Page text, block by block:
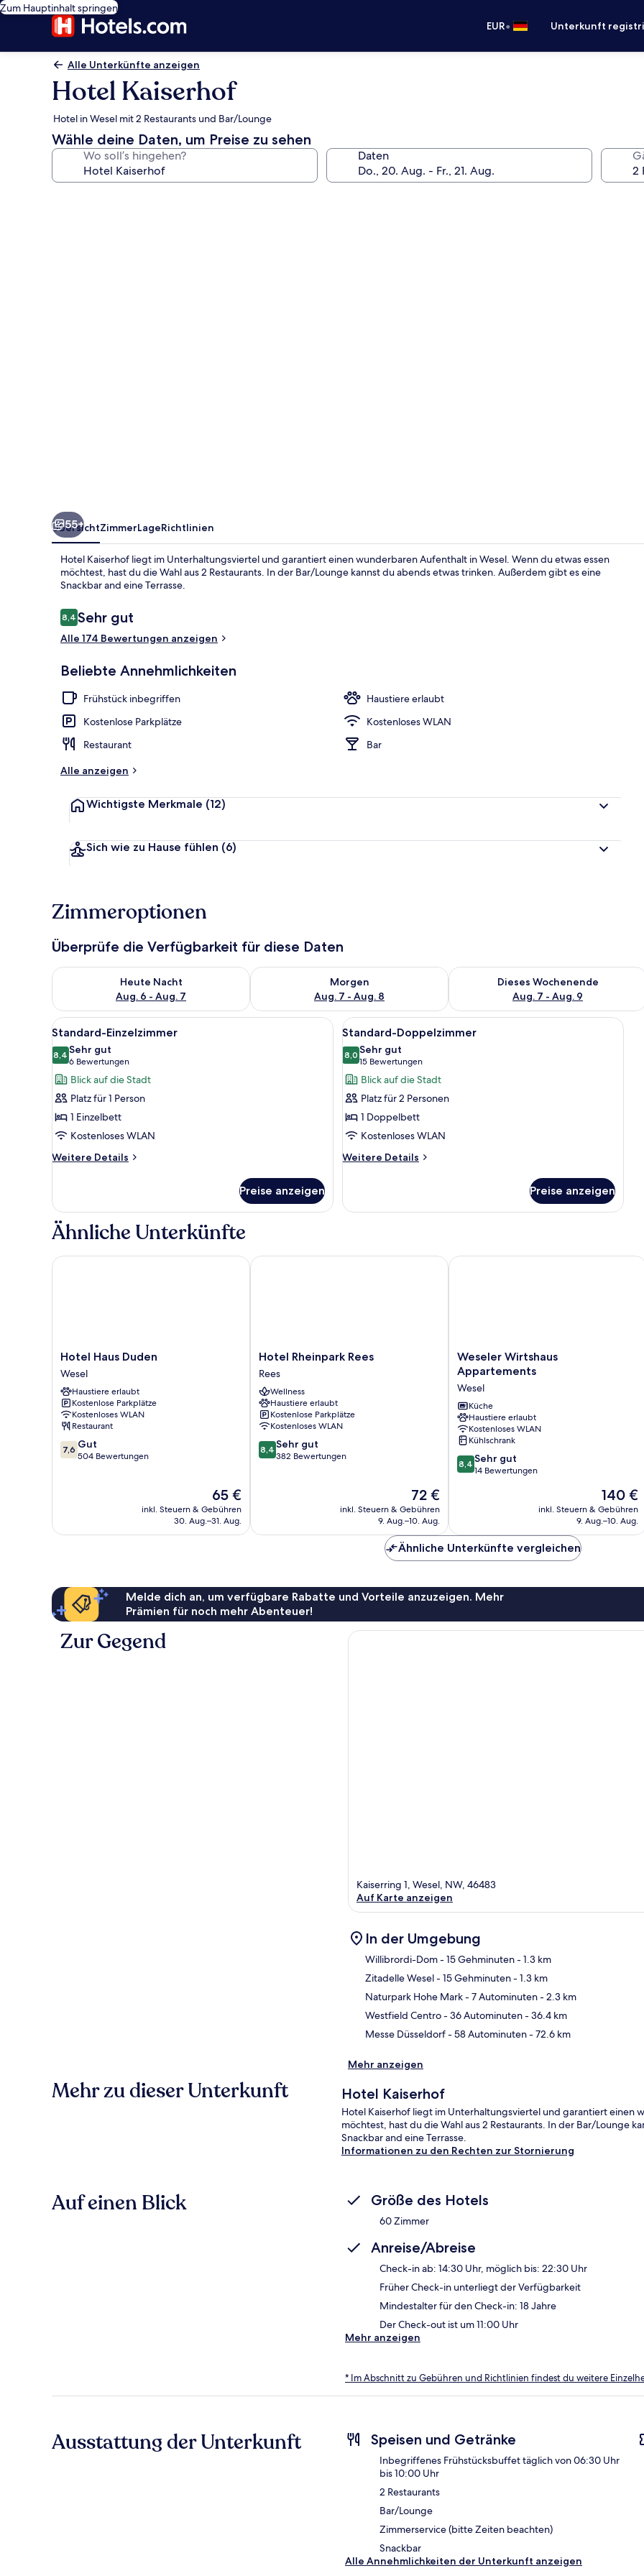
Zum Hauptinhalt springen
EUR• Unterkunft
Alle Unterkünfte anzeigen
Hotel Kaiserhof
Hotel in Wesel mit 2 Restaurants und Bar/Lounge
Wähle deine Daten, um Preise zu sehen
Wo soll’s hingehen? Daten
55+
ÜbersichtZimmerLageRichtlinien
Hotel Kaiserhof liegt im Unterhaltungsviertel und garantiert einen wunderbaren Aufenthalt in Wesel. Wenn du etwas essen
möchtest, hast du die Wahl aus 2 Restaurants. In der Bar/Lounge kannst du abends etwas trinken. Außerdem gibt es eine
Snackbar and eine Terrasse.
Bewertungen
8,48,4 von 10.
Sehr gut
Alle 174 Bewertungen anzeigen
Beliebte Annehmlichkeiten
Frühstück inbegriffen
Haustiere erlaubt
Kostenlose Parkplätze
Kostenloses WLAN
Restaurant
Bar
Alle anzeigen
Wichtigste Merkmale (12)
Sich wie zu Hause fühlen (6)
Zimmeroptionen
Überprüfe die Verfügbarkeit für diese Daten
Heute Nacht
Aug. 6 - Aug. 7
Überprüfe die Verfügbarkeit für heute Nacht, Aug. 6 - Aug. 7.
Morgen
Aug. 7 - Aug. 8
Überprüfe die Verfügbarkeit für morgen, Aug. 7 - Aug. 8.
Dieses Wochenende
Aug. 7 - Aug. 9
Überprüfe die Verfügbarkeit für
Alle
Fotos
für
Standard-
Einzelzimmer
anzeigen
Ein Hotelzimmer mit einem Bett, einem Schreibtisch, einem Sessel, einem Fernseher und einem kleinen
4
Standard-Einzelzimmer
8,48,4 von 10
Sehr gut
6 Bewertungen
(6
Bewertungen)
Blick auf die Stadt
Platz für 1 Person
1 Einzelbett
Kostenloses WLAN
Weitere Details
Weitere
Einzelzimmer
Preise anzeigen
Alle
Fotos
für
Standard-
Doppelzimmer
anzeigen
Standard-Doppelzimmer | 1
6
Standard-Doppelzimmer
8,08,0 von 10
Sehr gut
15 Bewertungen
(15
Bewertungen)
Blick auf die Stadt
Platz für 2 Personen
1 Doppelbett
Kostenloses WLAN
Weitere Details
Weitere
Doppelzimmer
Preise anzeigen
Ähnliche Unterkünfte
Hotel
Haus
Duden
Wesel
Hotel Haus Duden
Wesel
Haustiere erlaubt
Kostenlose Parkplätze
Kostenloses WLAN
Restaurant
7.6
von
7,6 Gut
504 Bewertungen
Der
Preis
beträgt
65 €
inkl. Steuern & Gebühren
30. Aug.–31. Aug.
Hotel Haus Duden
Hotel
Rheinpark
Rees
Rees
Hotel Rheinpark Rees
Rees
Wellness
Haustiere erlaubt
Kostenlose Parkplätze
Kostenloses WLAN
8.4
von
8,4 Sehr gut
382 Bewertungen
Der
Preis
beträgt
72 €
inkl. Steuern & Gebühren
9. Aug.–10. Aug.
Hotel Rheinpark Rees
Weseler
Wirtshaus
Appartements
Wesel
Weseler Wirtshaus
Appartements
Wesel
Küche
Haustiere erlaubt
Kostenloses WLAN
Kühlschrank
8.4
von
Bewertungen
8,4 Sehr gut
14 Bewertungen
Der
Preis
beträgt
140 €
inkl. Steuern & Gebühren
9. Aug.–10. Aug.
Weseler Wirtshaus Appartements
Ähnliche Unterkünfte vergleichen
Melde dich an, um verfügbare Rabatte und Vorteile anzuzeigen. Mehr
Prämien für noch mehr Abenteuer!
Zur Gegend
Kaiserring 1, Wesel, NW, 46483
Auf Karte anzeigen
In der Umgebung
Willibrordi-Dom- 15 Gehminuten- 1.3 km
Zitadelle Wesel- 15 Gehminuten- 1.3 km
Naturpark Hohe Mark- 7 Autominuten- 2.3 km
Westfield Centro- 36 Autominuten- 36.4 km
Messe Düsseldorf- 58 Autominuten- 72.6 km
Mehr anzeigen
Mehr zu dieser Unterkunft Hotel Kaiserhof
Hotel Kaiserhof liegt im Unterhaltungsviertel und garantiert einen
möchtest, hast du die Wahl aus 2 Restaurants. In der Bar/Lounge
Snackbar and eine Terrasse.
Informationen zu den Rechten zur Stornierung
Auf einen Blick Größe des Hotels
60 Zimmer
Anreise/Abreise
Check-in ab: 14:30 Uhr, möglich bis: 22:30 Uhr
Früher Check-in unterliegt der Verfügbarkeit
Mindestalter für den Check-in: 18 Jahre
Der Check-out ist um 11:00 Uhr
Mehr anzeigen
* Im Abschnitt zu Gebühren und Richtlinien findest du weitere
Ausstattung der Unterkunft Speisen und Getränke
Inbegriffenes Frühstücksbuffet täglich von 06:30 Uhr
bis 10:00 Uhr
2 Restaurants
Bar/Lounge
Zimmerservice (bitte Zeiten beachten)
Snackbar
Alle Annehmlichkeiten der Unterkunft anzeigen